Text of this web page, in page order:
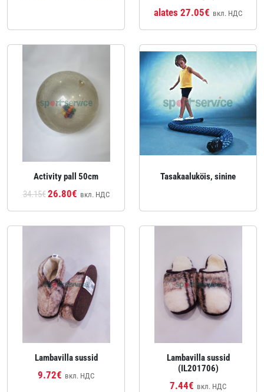
alates 27.05€ вкл. НДС
Activity pall 50cm
34.15€26.80€ вкл. НДС
Tasakaaluköis, sinine
Lambavilla sussid
9.72€ вкл. НДС
Lambavilla sussid
(IL201706)
7.44€ вкл. НДС